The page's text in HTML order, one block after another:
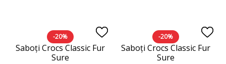
-20%
Saboți Crocs Classic Fur
Sure
-20%
Saboți Crocs Classic Fur
Sure